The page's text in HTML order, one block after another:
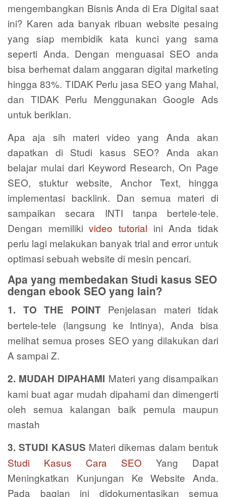
mengembangkan Bisnis Anda di Era Digital saat
ini? Karen ada banyak ribuan website pesaing
yang siap membidik kata kunci yang sama
seperti Anda. Dengan menguasai SEO anda
bisa berhemat dalam anggaran digital marketing
hingga 83%. TIDAK Perlu jasa SEO yang Mahal,
dan TIDAK Perlu Menggunakan Google Ads
untuk beriklan.
Apa aja sih materi video yang Anda akan
dapatkan di Studi kasus SEO? Anda akan
belajar mulai dari Keyword Research, On Page
SEO, stuktur website, Anchor Text, hingga
implementasi backlink. Dan semua materi di
sampaikan secara INTI tanpa bertele-tele.
Dengan memilikivideo tutorial ini Anda tidak
perlu lagi melakukan banyak trial and error untuk
optimasi sebuah website di mesin pencari.
Apa yang membedakan Studi kasus SEO
dengan ebook SEO yang lain?
1. TO THE POINT Penjelasan materi tidak
bertele-tele (langsung ke Intinya), Anda bisa
melihat semua proses SEO yang dilakukan dari
A sampai Z.
2. MUDAH DIPAHAMI Materi yang disampaikan
kami buat agar mudah dipahami dan dimengerti
oleh semua kalangan baik pemula maupun
mastah
3. STUDI KASUS Materi dikemas dalam bentuk
Studi Kasus Cara SEO Yang Dapat
Meningkatkan Kunjungan Ke Website Anda.
Pada bagian ini didokumentasikan semua